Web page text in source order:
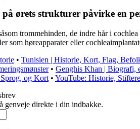
ørets strukturer påvirke en
trommehinden, de indre hår i
som høreapparater eller
• Tunisien | Historie, Kort, Flag,
• Genghis Khan | Biografi,
og Kort • YouTube: Historie,
genveje direkte i din indbakke.